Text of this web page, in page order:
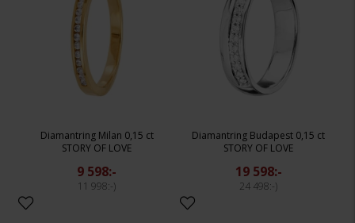
Diamantring Milan 0,15 ct
STORY OF LOVE
9 598:-
11 998:-
Diamantring Budapest 0,15 ct
STORY OF LOVE
19 598:-
24 498:-